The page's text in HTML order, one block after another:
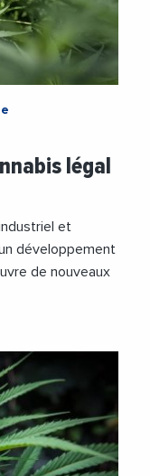
légal
et
développement
de nouveaux